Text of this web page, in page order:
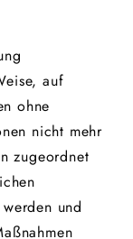
auf
ohne
nicht mehr
zugeordnet
und